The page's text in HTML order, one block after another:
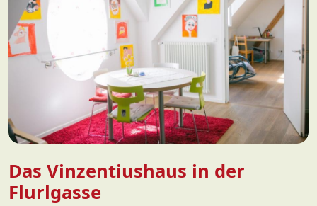
Das Vinzentiushaus in der
Flurlgasse